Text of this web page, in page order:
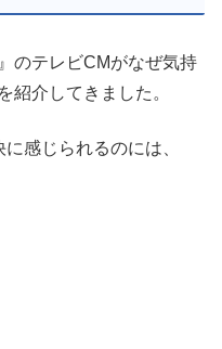
のテレビCMがなぜ気持
紹介してきました。
感じられるのには、